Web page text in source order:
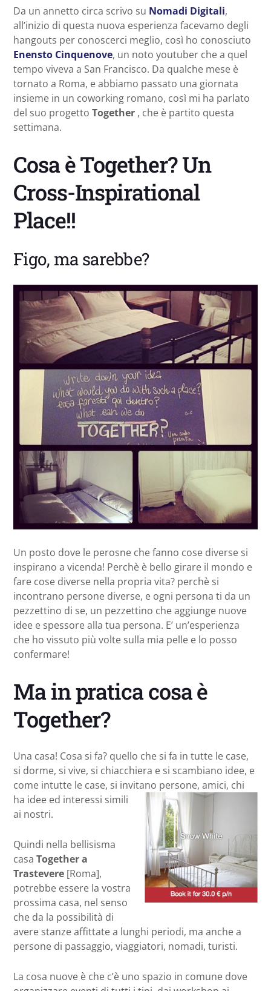
Da un annetto circa scrivo su Nomadi Digitali,
all’inizio di questa nuova esperienza facevamo degli
hangouts per conoscerci meglio, così ho conosciuto
Enensto Cinquenove, un noto youtuber che a quel
tempo viveva a San Francisco. Da qualche mese è
tornato a Roma, e abbiamo passato una giornata
insieme in un coworking romano, così mi ha parlato
del suo progetto Together , che è partito questa
settimana.
Cosa è Together? Un
Cross-Inspirational
Place!!
Figo, ma sarebbe?
Un posto dove le perosne che fanno cose diverse si
inspirano a vicenda! Perchè è bello girare il mondo e
fare cose diverse nella propria vita? perchè si
incontrano persone diverse, e ogni persona ti da un
pezzettino di se, un pezzettino che aggiunge nuove
idee e spessore alla tua persona. E’ un’esperienza
che ho vissuto più volte sulla mia pelle e lo posso
confermare!
Ma in pratica cosa è
Together?
Una casa! Cosa si fa? quello che si fa in tutte le case,
si dorme, si vive, si chiacchiera e si scambiano idee, e
come intutte le case, si invitano persone, amici, chi
ha idee ed interessi simili
ai nostri.
Quindi nella bellisisma
casa Together a
Trastevere [Roma],
potrebbe essere la vostra
prossima casa, nel senso
che da la possibilità di
avere stanze affittate a lunghi periodi, ma anche a
persone di passaggio, viaggiatori, nomadi, turisti.
La cosa nuove è che c’è uno spazio in comune dove